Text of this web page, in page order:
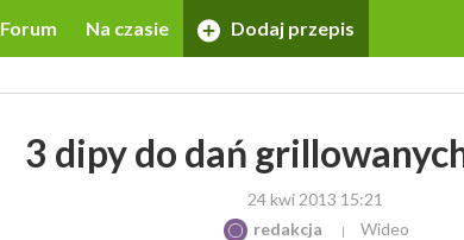
Forum Na czasie Dodaj przepis
3 dipy do dań
24 kwi 2013 15:21
redakcja
Wideo